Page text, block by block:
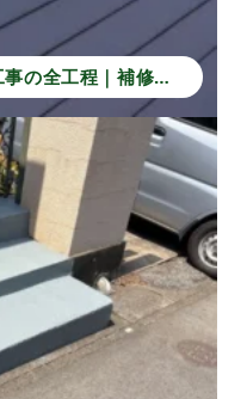
[桶川市 H様邸]外壁塗装工事の全工程｜補修から仕上げで長持ちする住まいへ！